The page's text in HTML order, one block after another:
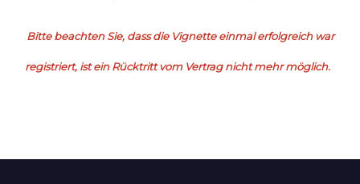
Bitte beachten Sie, dass die Vignette einmal erfolgreich war
registriert, ist ein Rücktritt vom Vertrag nicht mehr möglich.